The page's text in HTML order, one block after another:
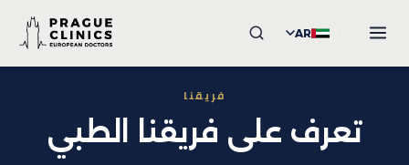
AR
فريقنا
تعرف على فريقنا الطبي